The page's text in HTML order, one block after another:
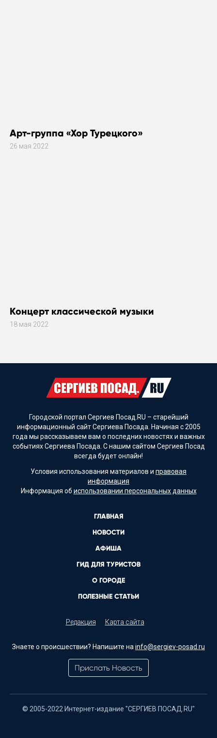
Арт-группа «Хор Турецкого»
26 мая 2022
Концерт классической музыки
18 мая 2022
Городской портал Сергиев Посад.RU – старейший
информационный сайт Сергиева Посада. Начиная с 2005
года мы рассказываем вам о последних новостях и важных
событиях Сергиева Посада. С нашим сайтом Сергиев Посад
всегда будет онлайн!
Условия использования материалов и правовая
информация
Информация об использовании персональных данных
ГЛАВНАЯ
НОВОСТИ
АФИША
ГИД ДЛЯ ТУРИСТОВ
О ГОРОДЕ
ПОЛЕЗНЫЕ СТАТЬИ
Редакция Карта сайта
Знаете о происшествии? Напишите на info@sergiev-posad.ru
Прислать Новость
© 2005-2022 Интернет-издание "СЕРГИЕВ ПОСАД.RU"